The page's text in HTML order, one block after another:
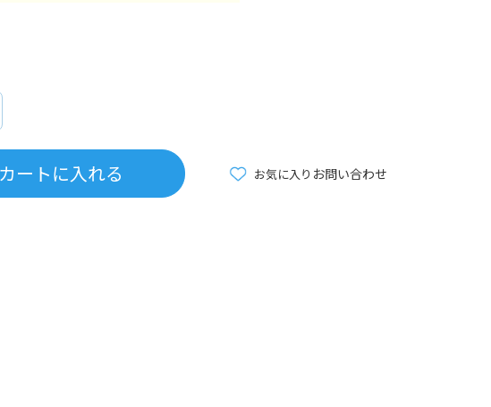
カートに入れる お問い合わせ
お気に入り